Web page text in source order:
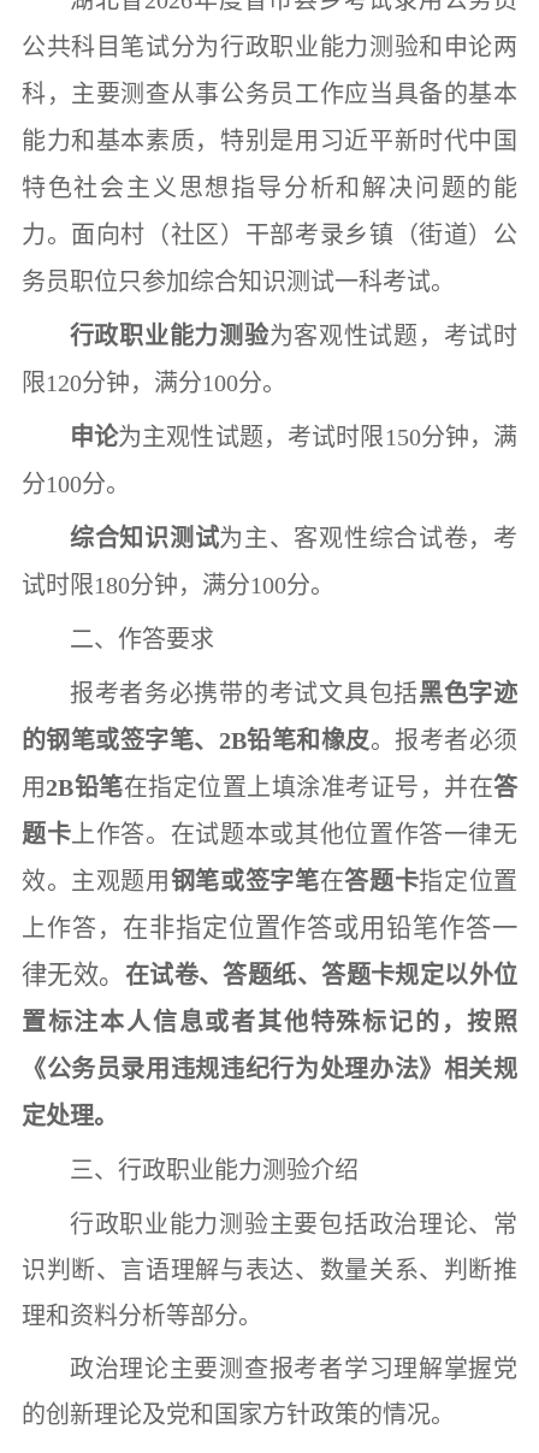
公共科目笔试分为行政职业能力测验和申论两
科 ，主要测查从事公务员工作应当具备的基本
能力和基本素质，特别是用习近平新时代中国
特色社会主义思想指导分析和解决问题的能
力。 面向村（社区）干部考录乡镇（街道）公
务员职位只参加综合知识测试一科考试。
行政职业能力测验为客观性试题，考试时
限120分钟，满分100分。
申论为主观性试题，考试时限150分钟，满
分100分。
综合知识测试为主、客观性综合试卷，考
试时限180分钟，满分100分。
二、作答要求
报考者务必携带的考试文具包括黑色字迹
的钢笔或签字笔、 2B铅笔和橡皮。报考者必须
用2B铅笔在指定位置上填涂准考证号，并在答
题卡 上作答。在试题本或其他位置作答一律无
效。主观题用钢笔或签字笔在答题卡指定位置
上作答， 在非指定位置作答或用铅笔作答一
律无效。 在试卷、答题纸、答题卡规定以外位
置标注本人信息或者其他特殊标记的，按照
《公务员录用 违规违纪行为处理办法》相关规
定处理。
三、行政职业能力测验介绍
行政职业能力测验主要包括政治理论、 常
识判断、言语理解与表达、数量关系、判断推
理和资料分析等部分。
政治理论主要测查报考者学习理解掌握党
的创新理论及党和国家方针政策的情况。